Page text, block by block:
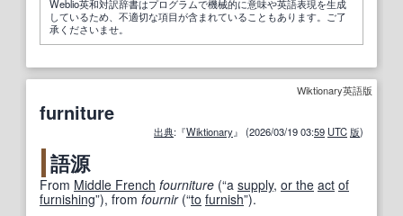
Weblio英和対訳辞書はプログラムで機械的に意味や英語表現を生成
しているため、不適切な項目が含まれていることもあります。ご了
承くださいませ。
Wiktionary英語版
furniture
出典:『Wiktionary』 (2026/03/19 03:59 UTC 版)
語源
From Middle French fourniture (“a supply, or the act of
furnishing”), from fournir (“to furnish”).